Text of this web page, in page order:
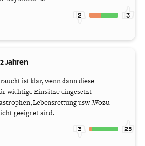
2 3
Jahren
ist klar, wenn dann diese
wichtige Einsätze eingesetzt
Lebensrettung usw .Wozu
geeignet sind.
3 25